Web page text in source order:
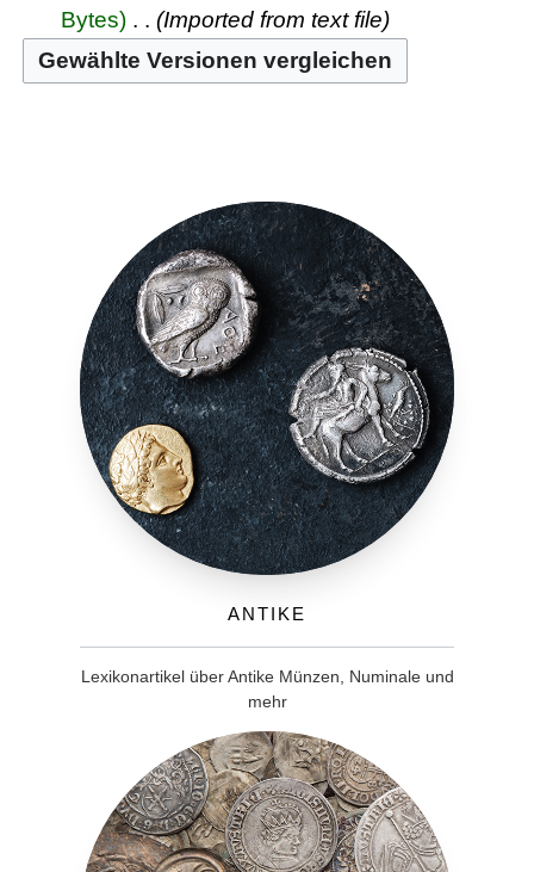
Bytes ‎ Imported from text file
Antike
Lexikonartikel über Antike Münzen, Numinale und
mehr